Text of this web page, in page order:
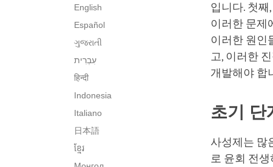
English
Español
ગુજરાતી
हिन्दी
Indonesia
Italiano
日本語
ខ្មែរ
입니다. 첫
이러한 문제
이러한 원인
고, 이러한
개발해야 합
초기 단
사성제는 많
로 윤회 전